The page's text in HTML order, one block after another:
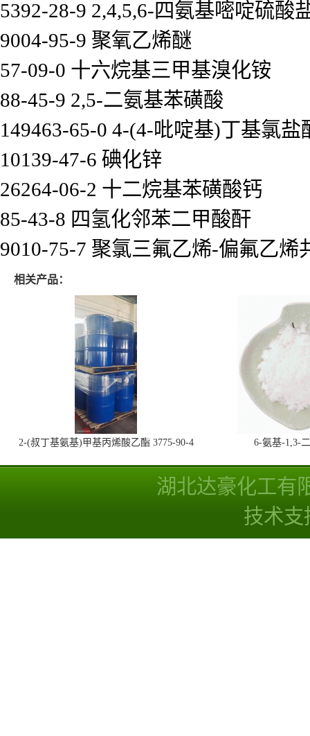
5392-28-9 2,4,5,6-四氨基嘧啶硫酸
9004-95-9 聚氧乙烯醚
57-09-0 十六烷基三甲基溴化铵
88-45-9 2,5-二氨基苯磺酸
149463-65-0 4-(4-吡啶基)丁基氯盐
10139-47-6 碘化锌
26264-06-2 十二烷基苯磺酸钙
85-43-8 四氢化邻苯二甲酸酐
9010-75-7 聚氯三氟乙烯-偏氟乙烯
相关产品：
2-(叔丁基氨基)甲基丙烯酸乙酯 3775-90-4 6-氨基-1,3-
湖北达豪化工有
技术